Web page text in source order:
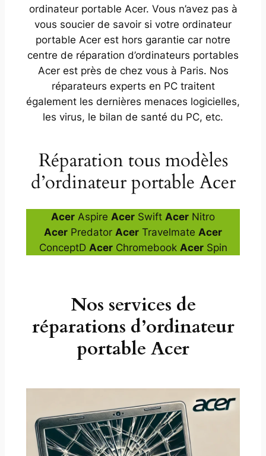
ordinateur portable Acer. Vous n’avez pas à
vous soucier de savoir si votre ordinateur
portable Acer est hors garantie car notre
centre de réparation d’ordinateurs portables
Acer est près de chez vous à Paris. Nos
réparateurs experts en PC traitent
également les dernières menaces logicielles,
les virus, le bilan de santé du PC, etc.
Réparation tous modèles
d’ordinateur portable Acer
Acer Aspire Acer Swift Acer Nitro
Acer Predator Acer Travelmate Acer
ConceptD AcerChromebook AcerSpin
Nos services de
réparations d’ordinateur
portable Acer